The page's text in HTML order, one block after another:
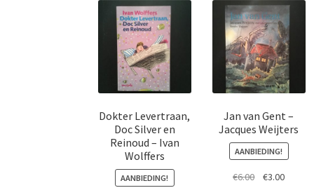
Dokter Levertraan,
Doc Silver en
Reinoud – Ivan
Wolffers
AANBIEDING!
Jan van Gent –
Jacques Weijters
AANBIEDING!
€6.00 €3.00Huidige